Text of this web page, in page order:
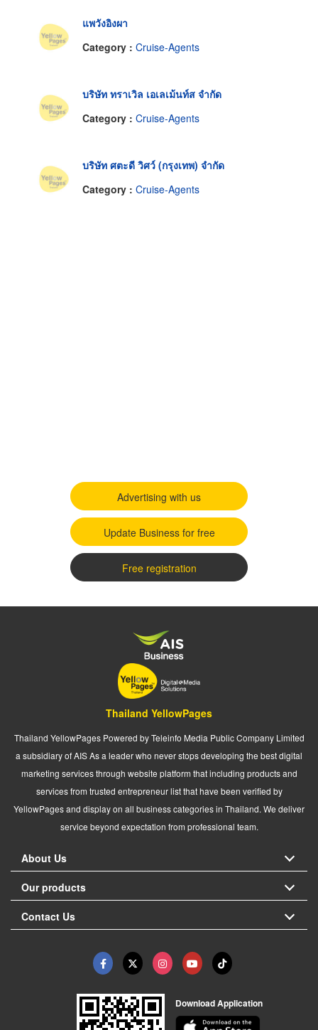
แพวังอิงผา
Category : Cruise-Agents
บริษัท ทราเวิล เอเลเม้นท์ส จำกัด
Category : Cruise-Agents
บริษัท ศตะดี วิศว์ (กรุงเทพ) จำกัด
Category : Cruise-Agents
Advertising with us
Update Business for free
Free registration
Thailand YellowPages
Thailand YellowPages Powered by Teleinfo Media Public Company Limited
a subsidiary of AIS As a leader who never stops developing the best digital
marketing services through website platform that including products and
services from trusted entrepreneur list that have been verified by
YellowPages and display on all business categories in Thailand. We deliver
service beyond expectation from professional team.
About Us
Our products
Contact Us
Download Application